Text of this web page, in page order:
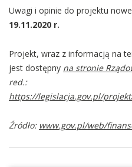
Uwagi i opinie do projektu
19.11.2020 r.
Projekt, wraz z informacją na
jest dostępny na stronie
red.:
https://legislacja.gov.pl/
Źródło: www.gov.pl/web/